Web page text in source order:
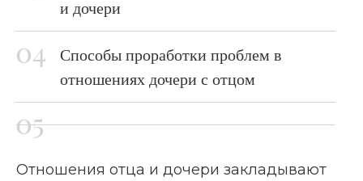
и дочери
Способы проработки проблем в
отношениях дочери с отцом
Отношения отца и дочери закладывают